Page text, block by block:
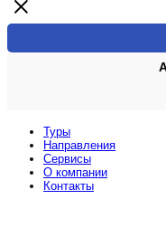
Туры
Направления
Сервисы
O компании
Контакты